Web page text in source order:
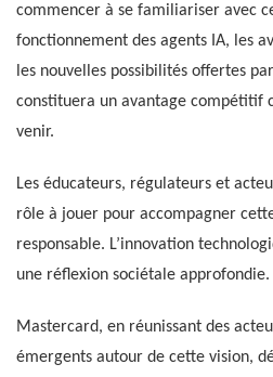
commencer à se familiariser avec
fonctionnement des agents IA, les
les nouvelles possibilités offertes
constituera un avantage compétitif
venir.
Les éducateurs, régulateurs et
rôle à jouer pour accompagner
responsable. L’innovation
une réflexion sociétale approfondie.
Mastercard, en réunissant des
émergents autour de cette vision,